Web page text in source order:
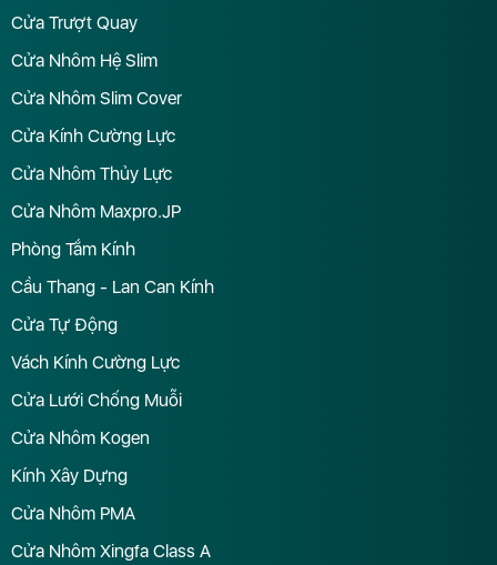
Cửa Trượt Quay
Cửa Nhôm Hệ Slim
Cửa Nhôm Slim Cover
Cửa Kính Cường Lực
Cửa Nhôm Thủy Lực
Cửa Nhôm Maxpro.JP
Phòng Tắm Kính
Cầu Thang - Lan Can Kính
Cửa Tự Động
Vách Kính Cường Lực
Cửa Lưới Chống Muỗi
Cửa Nhôm Kogen
Kính Xây Dựng
Cửa Nhôm PMA
Cửa Nhôm Xingfa Class A